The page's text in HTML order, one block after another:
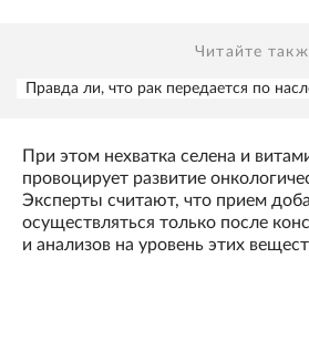
Читайте
Правда ли, что рак передается по
При этом нехватка селена и
провоцирует развитие
Эксперты считают, что прием
осуществляться только после
и анализов на уровень этих